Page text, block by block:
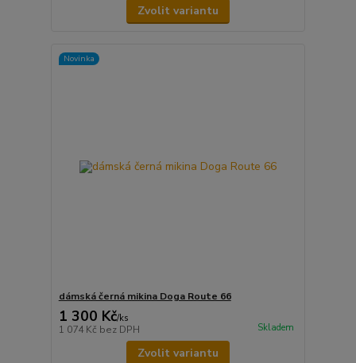
Zvolit variantu
Novinka
dámská černá mikina Doga Route 66
1 300 Kč/ks
1 074 Kč bez DPH Skladem
Zvolit variantu